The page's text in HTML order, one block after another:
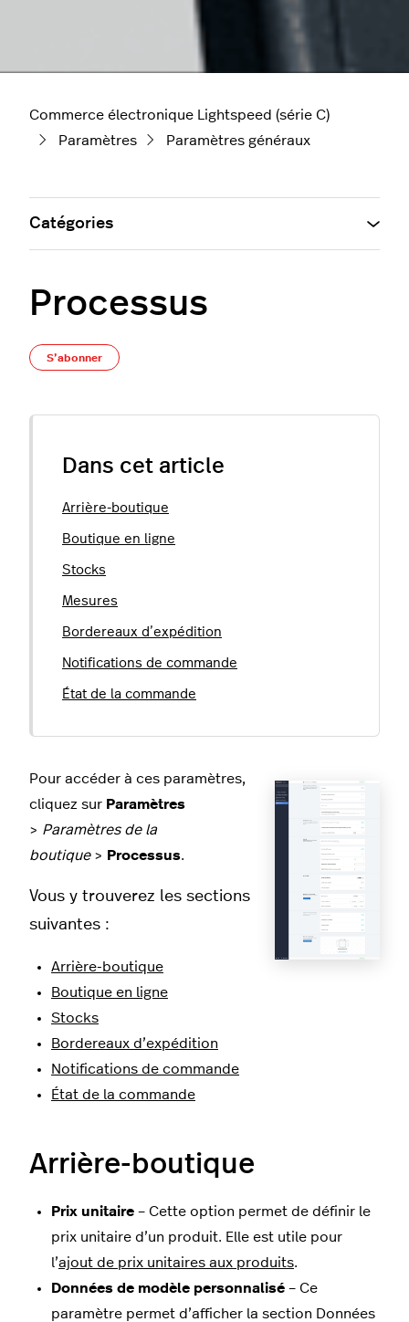
Commerce électronique Lightspeed (série C)
Paramètres
Paramètres généraux
Processus
S’abonner
Dans cet article
Arrière-boutique
Boutique en ligne
Stocks
Mesures
Bordereaux d’expédition
Notifications de commande
État de la commande
Pour accéder à ces paramètres,
cliquez sur Paramètres
> Paramètres de la
boutique > Processus.
Vous y trouverez les sections
suivantes :
Arrière-boutique
Boutique en ligne
Stocks
Bordereaux d’expédition
Notifications de commande
État de la commande
Arrière-boutique
Prix unitaire – Cette option permet de définir le
prix unitaire d’un produit. Elle est utile pour
l’ajout de prix unitaires aux produits.
Données de modèle personnalisé – Ce
paramètre permet d’afficher la section Données
Catégories